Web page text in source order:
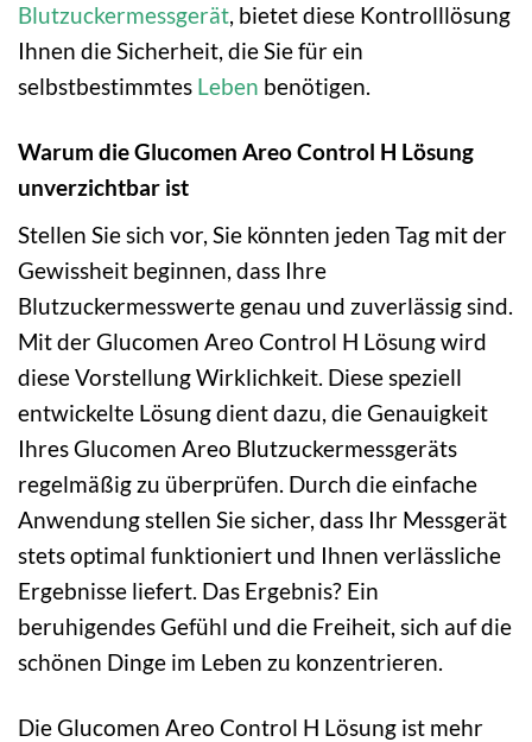
Blutzuckermessgerät, bietet diese Kontrolllösung
Ihnen die Sicherheit, die Sie für ein
selbstbestimmtes Leben benötigen.
Warum die Glucomen Areo Control H Lösung
unverzichtbar ist
Stellen Sie sich vor, Sie könnten jeden Tag mit der
Gewissheit beginnen, dass Ihre
Blutzuckermesswerte genau und zuverlässig sind.
Mit der Glucomen Areo Control H Lösung wird
diese Vorstellung Wirklichkeit. Diese speziell
entwickelte Lösung dient dazu, die Genauigkeit
Ihres Glucomen Areo Blutzuckermessgeräts
regelmäßig zu überprüfen. Durch die einfache
Anwendung stellen Sie sicher, dass Ihr Messgerät
stets optimal funktioniert und Ihnen verlässliche
Ergebnisse liefert. Das Ergebnis? Ein
beruhigendes Gefühl und die Freiheit, sich auf die
schönen Dinge im Leben zu konzentrieren.
Die Glucomen Areo Control H Lösung ist mehr